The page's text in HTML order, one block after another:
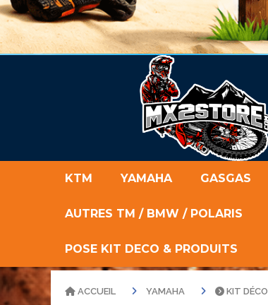
KTM YAMAHA GASGAS
AUTRES TM / BMW / POLARIS
POSE KIT DECO & PRODUITS
ACCUEIL YAMAHA KIT